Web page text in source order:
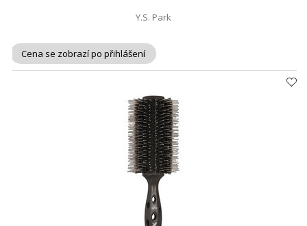
Y.S. Park
Cena se zobrazí po přihlášení